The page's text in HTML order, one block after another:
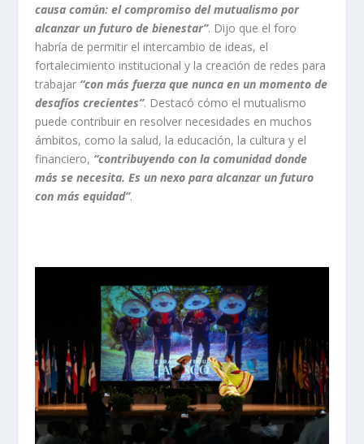
causa común: el compromiso del mutualismo por
alcanzar un futuro de bienestar”. Dijo que el foro
habría de permitir el intercambio de ideas, el
fortalecimiento institucional y la creación de redes para
trabajar “con más fuerza que nunca en un momento de
desafíos crecientes”. Destacó cómo el mutualismo
puede contribuir en resolver necesidades en muchos
ámbitos, como la salud, la educación, la cultura y el
financiero, “contribuyendo con la comunidad donde
más se necesita. Es un nexo para alcanzar un futuro
con más equidad”.